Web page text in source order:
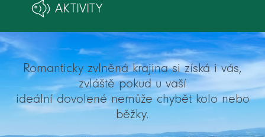
AKTIVITY
Romanticky zvlněná krajina si získá i vás,
zvláště pokud u vaší
ideální dovolené nemůže chybět kolo nebo
běžky.